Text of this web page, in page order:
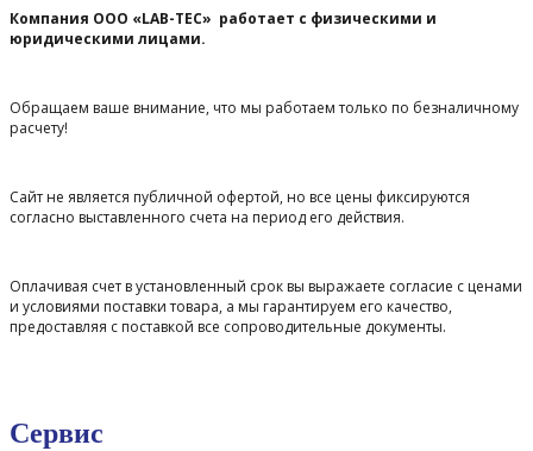
Компания ООО «LAB-TEC» работает с физическими и
юридическими лицами.
Обращаем ваше внимание, что мы работаем только по безналичному
расчету!
Сайт не является публичной офертой, но все цены фиксируются
согласно выставленного счета на период его действия.
Оплачивая счет в установленный срок вы выражаете согласие с ценами
и условиями поставки товара, а мы гарантируем его качество,
предоставляя с поставкой все сопроводительные документы.
Сервис